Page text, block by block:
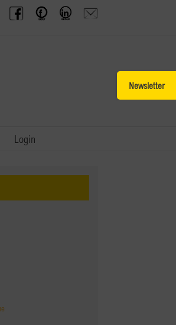
BPW
Austria
Offenes
Frauennetzwerk
BPW
Gruppe
Anfrage
schicken
Login
Sliding